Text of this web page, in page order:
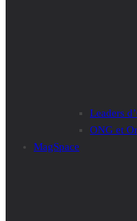
Leaders
ONG et
MagSpace